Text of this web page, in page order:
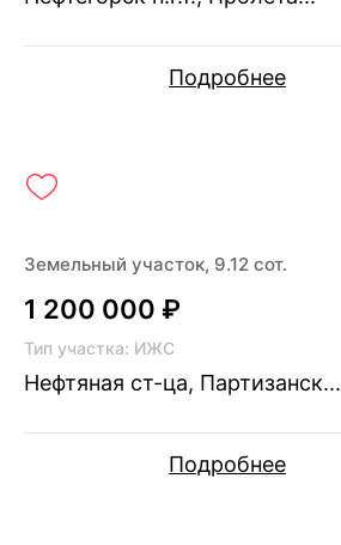
Подробнее
Земельный участок, 9.12 сот.
1 200 000 ₽
Тип участка: ИЖС
Нефтяная ст-ца, Партизанск...
Подробнее